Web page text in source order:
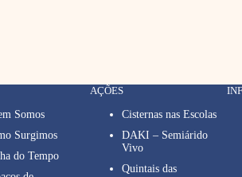
Somos
Surgimos
do Tempo
AÇÕES
Cisternas nas Escolas
DAKI – Semiárido
Vivo
Quintais das